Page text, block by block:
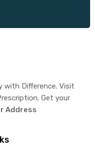
with Difference. Visit
Get your
Address